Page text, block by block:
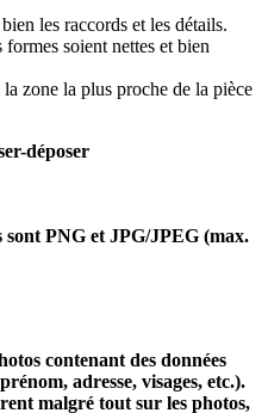
les raccords et les détails.
soient nettes et bien
zone la plus proche de la pièce
déposer
PNG et JPG/JPEG (max.
contenant des données
adresse, visages, etc.).
malgré tout sur les photos,